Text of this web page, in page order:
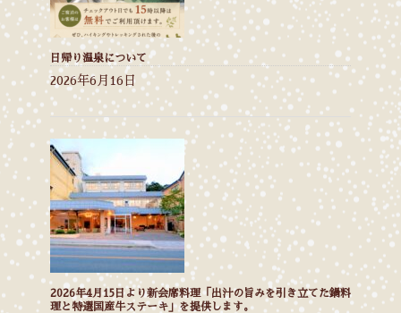
日帰り温泉について
2026年6月16日
2026年4月15日より新会席料理「出汁の旨みを引き立てた鍋料
理と特選国産牛ステーキ」を提供します。